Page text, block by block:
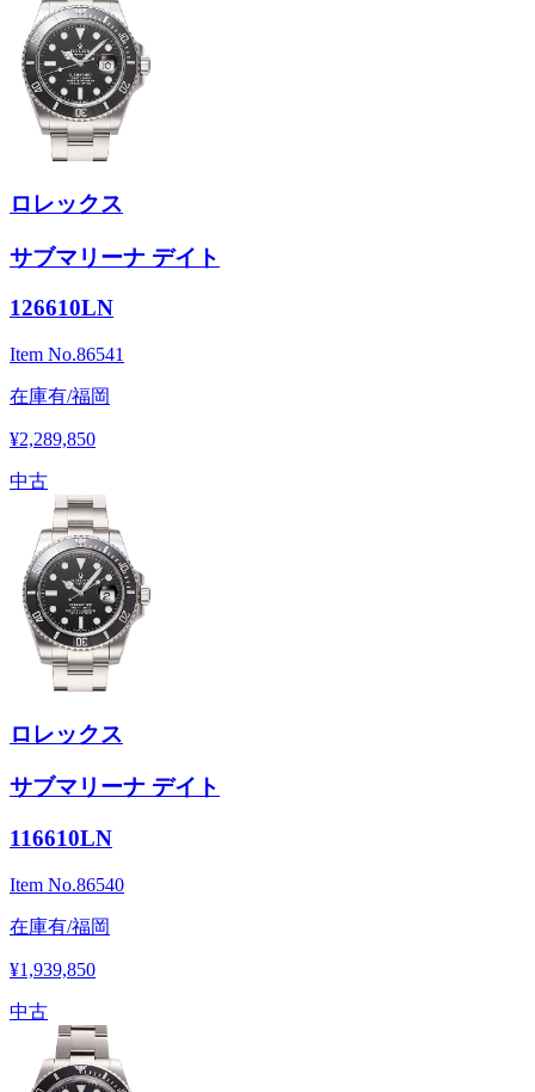
ロレックス
サブマリーナ デイト
126610LN
Item No.86541
在庫有/福岡
¥2,289,850
中古
ロレックス
サブマリーナ デイト
116610LN
Item No.86540
在庫有/福岡
¥1,939,850
中古